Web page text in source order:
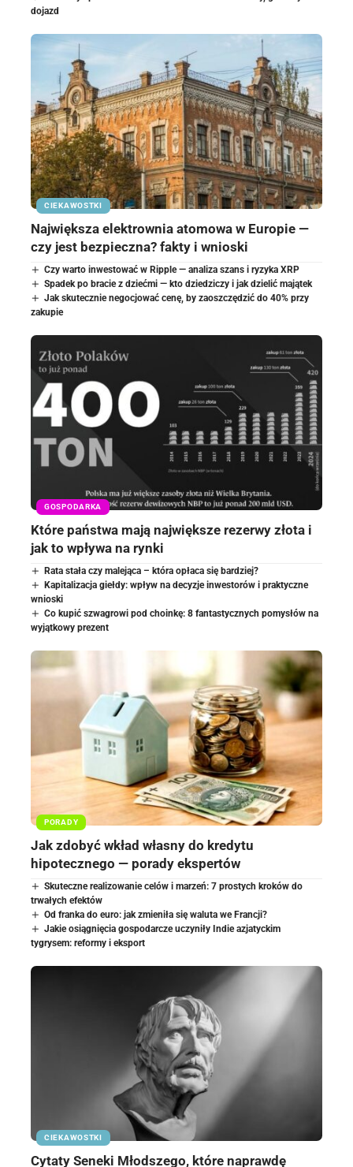
dojazd
CIEKAWOSTKI
Największa elektrownia atomowa w Europie —
czy jest bezpieczna? fakty i wnioski
Czy warto inwestować w Ripple — analiza szans i ryzyka XRP
Spadek po bracie z dziećmi — kto dziedziczy i jak dzielić majątek
Jak skutecznie negocjować cenę, by zaoszczędzić do 40% przy
zakupie
GOSPODARKA
Które państwa mają największe rezerwy złota i
jak to wpływa na rynki
Rata stała czy malejąca – która opłaca się bardziej?
Kapitalizacja giełdy: wpływ na decyzje inwestorów i praktyczne
wnioski
Co kupić szwagrowi pod choinkę: 8 fantastycznych pomysłów na
wyjątkowy prezent
PORADY
Jak zdobyć wkład własny do kredytu
hipotecznego — porady ekspertów
Skuteczne realizowanie celów i marzeń: 7 prostych kroków do
trwałych efektów
Od franka do euro: jak zmieniła się waluta we Francji?
Jakie osiągnięcia gospodarcze uczyniły Indie azjatyckim
tygrysem: reformy i eksport
CIEKAWOSTKI
Cytaty Seneki Młodszego, które naprawdę